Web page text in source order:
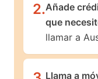
2.Añade
que
llamar a
Llama a